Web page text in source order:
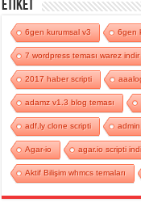
Etiket
6gen kurumsal v3 6gen
7 wordpress teması warez indir
2017 haber scripti
adamz v1.3 blog teması
adf.ly clone scripti
Agar-io agar.io scripti
Aktif Bilişim whmcs temaları